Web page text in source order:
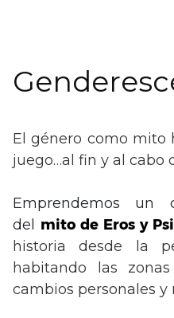
El género como mito
juego…al fin y al cabo
Emprendemos
del mito de Eros y
historia desde la
habitando las
cambios personales y